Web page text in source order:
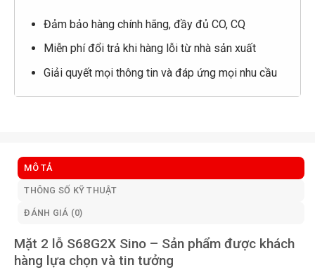
Đảm bảo hàng chính hãng, đầy đủ CO, CQ
Miễn phí đổi trả khi hàng lỗi từ nhà sản xuất
Giải quyết mọi thông tin và đáp ứng mọi nhu cầu
MÔ TẢ
THÔNG SỐ KỸ THUẬT
ĐÁNH GIÁ (0)
Mặt 2 lỗ S68G2X Sino – Sản phẩm được khách
hàng lựa chọn và tin tưởng